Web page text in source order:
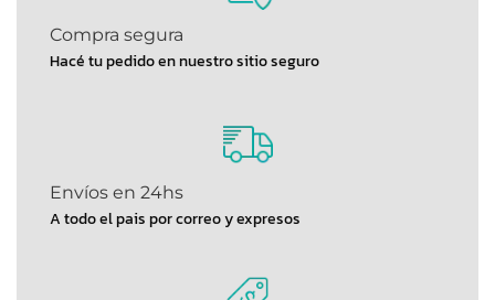
Compra segura
Hacé tu pedido en nuestro sitio seguro
Envíos en 24hs
A todo el pais por correo y expresos